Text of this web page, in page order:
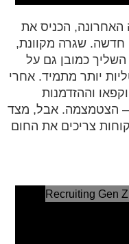
האחרונה, הכניס את
חדשה. שגרה מקוונת,
מרוחקת, מהבית. ה-New Normal השליך כמובן גם על
יותר מתמיד. אחרי
וההזדמנות
– הצטמצמה. אבל, מצד
צריכים את החום